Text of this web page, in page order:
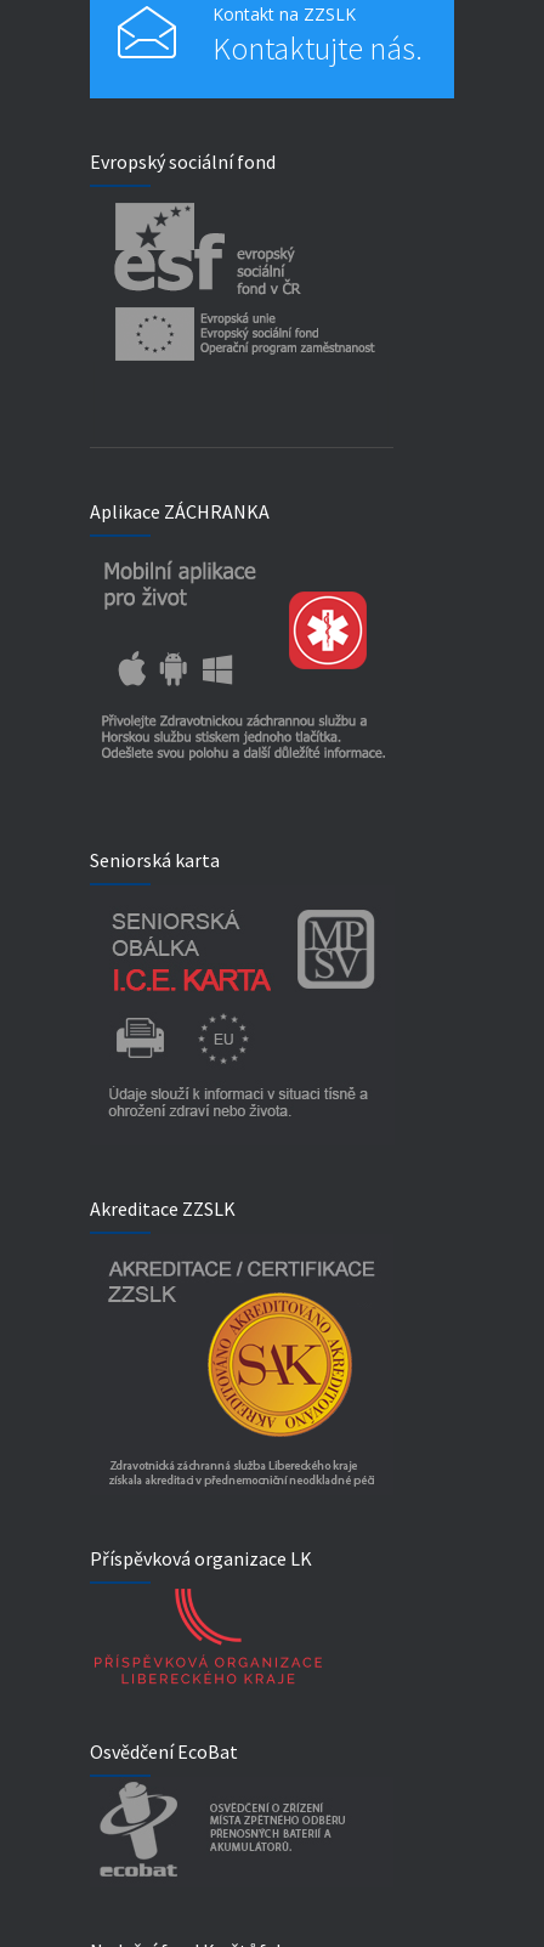
Kontakt na ZZSLK
Kontaktujte nás.
Evropský sociální fond
Aplikace ZÁCHRANKA
Seniorská karta
Akreditace ZZSLK
Příspěvková organizace LK
Osvědčení EcoBat